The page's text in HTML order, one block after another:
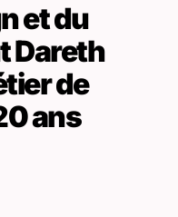
et du
Dareth
de
ans